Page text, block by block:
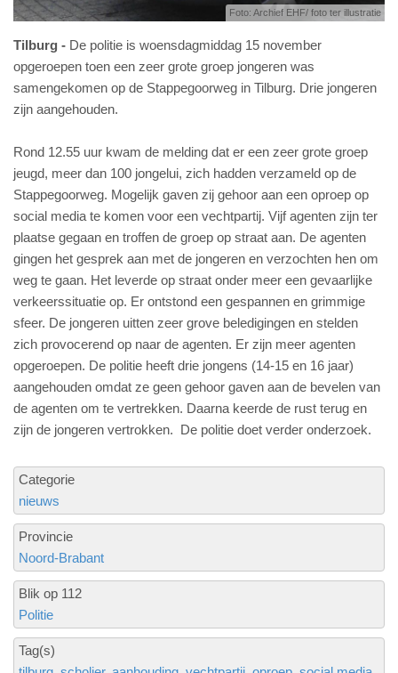
Foto: Archief EHF/ foto ter illustratie
Tilburg
De politie is woensdagmiddag 15 november
opgeroepen toen een zeer grote groep jongeren was
samengekomen op de Stappegoorweg in Tilburg. Drie jongeren
zijn aangehouden.
Rond 12.55 uur kwam de melding dat er een zeer grote groep
jeugd, meer dan 100 jongelui, zich hadden verzameld op de
Stappegoorweg. Mogelijk gaven zij gehoor aan een oproep op
social media te komen voor een vechtpartij. Vijf agenten zijn ter
plaatse gegaan en troffen de groep op straat aan. De agenten
gingen het gesprek aan met de jongeren en verzochten hen om
weg te gaan. Het leverde op straat onder meer een gevaarlijke
verkeerssituatie op. Er ontstond een gespannen en grimmige
sfeer. De jongeren uitten zeer grove beledigingen en stelden
zich provocerend op naar de agenten. Er zijn meer agenten
opgeroepen. De politie heeft drie jongens (14-15 en 16 jaar)
aangehouden omdat ze geen gehoor gaven aan de bevelen van
de agenten om te vertrekken. Daarna keerde de rust terug en
zijn de jongeren vertrokken. De politie doet verder onderzoek.
Categorie
nieuws
Provincie
Noord-Brabant
Blik op 112
Politie
Tag(s)